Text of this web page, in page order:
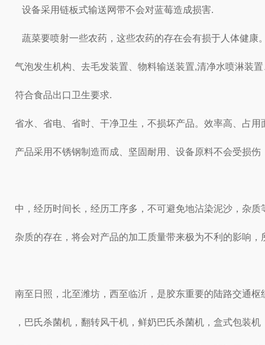
设备采用链板式输送网带不会对蓝莓造成损害.
蔬菜要喷射一些农药，这些农药的存在会有损于人体健康
气泡发生机构、去毛发装置、物料输送装置,清净水喷淋装
符合食品出口卫生要求.
省水、省电、省时、干净卫生，不损坏产品。 效率高、占用
产品采用不锈钢制造而成、坚固耐用、设备原料不会受损伤
中，经历时间长，经历工序多，不可避免地沾染泥沙，杂质
杂质的存在，将会对产品的加工质量带来极为不利的影响
南至日照，北至潍坊，西至临沂，是胶东重要的陆路交通
，巴氏杀菌机，翻转风干机，鲜奶巴氏杀菌机，盒式包装